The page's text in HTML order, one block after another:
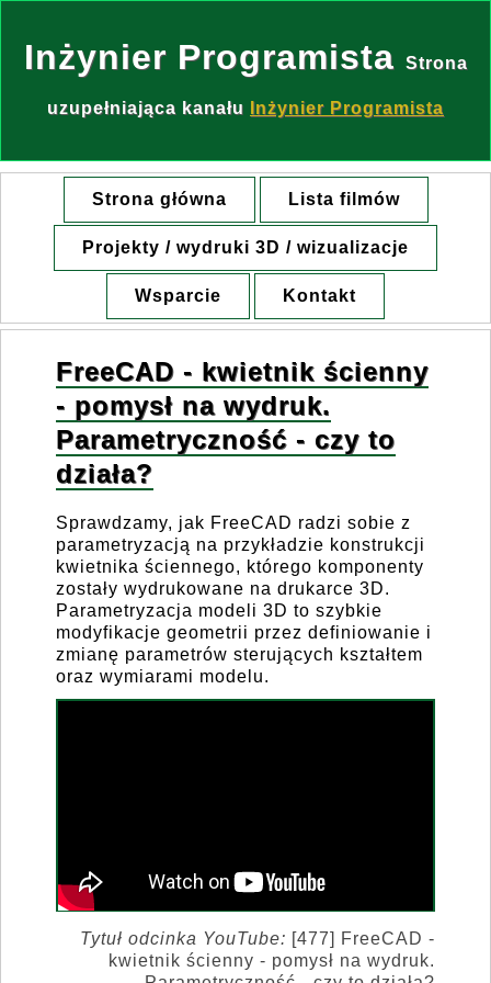
Inżynier Programista Strona
uzupełniająca kanału Inżynier Programista
Strona główna Lista filmów
Projekty / wydruki 3D / wizualizacje
Wsparcie Kontakt
FreeCAD - kwietnik ścienny
- pomysł na wydruk.
Parametryczność - czy to
działa?
Sprawdzamy, jak FreeCAD radzi sobie z
parametryzacją na przykładzie konstrukcji
kwietnika ściennego, którego komponenty
zostały wydrukowane na drukarce 3D.
Parametryzacja modeli 3D to szybkie
modyfikacje geometrii przez definiowanie i
zmianę parametrów sterujących kształtem
oraz wymiarami modelu.
Tytuł odcinka YouTube: [477] FreeCAD -
kwietnik ścienny - pomysł na wydruk.